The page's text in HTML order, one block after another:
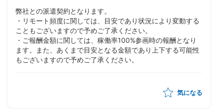
弊社との派遣契約となります。
・リモート頻度に関しては、目安であり状況により変動する
こともございますので予めご了承ください。
・ご報酬金額に関しては、稼働率100%参画時の報酬となり
ます。また、あくまで目安となる金額であり上下する可能性
もございますので予めご了承ください。
気になる